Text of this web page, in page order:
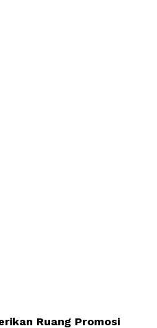
Ruang Promosi